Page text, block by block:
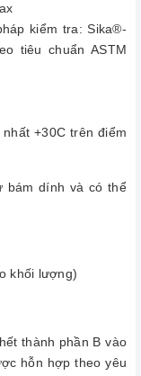
kiểm tra: Sika®-
tiêu chuẩn ASTM
+30C trên điểm
bám dính và có thể
khối lượng)
thành phần B vào
hỗn hợp theo yêu